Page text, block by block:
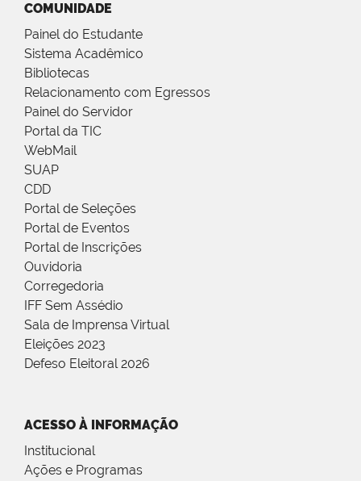
COMUNIDADE
Painel do Estudante
Sistema Acadêmico
Bibliotecas
Relacionamento com Egressos
Painel do Servidor
Portal da TIC
WebMail
SUAP
CDD
Portal de Seleções
Portal de Eventos
Portal de Inscrições
Ouvidoria
Corregedoria
IFF Sem Assédio
Sala de Imprensa Virtual
Eleições 2023
Defeso Eleitoral 2026
ACESSO À INFORMAÇÃO
Institucional
Ações e Programas